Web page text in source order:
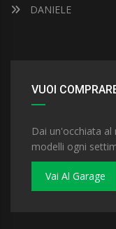
DANIELE
VUOI
Dai un'occhiata
modelli ogni
Vai Al Garage